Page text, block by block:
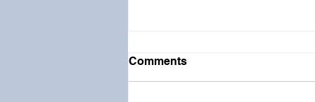
Comments